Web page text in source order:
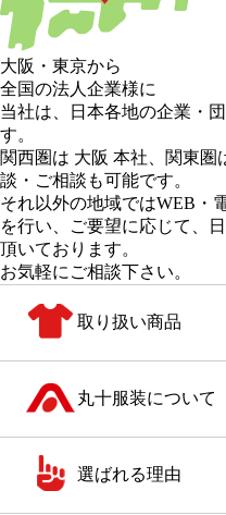
大阪 ・ 東京から
全国の法人企業様に
当社は、日本各地の企業・
す。
関西圏は 大阪 本社
関東圏
談・ご相談も可能です。
それ以外の地域ではWEB・
を行い、
ご要望に応じて、
頂いております。
お気軽にご相談下さい。
取り扱い商品
丸十服装について
選ばれる理由